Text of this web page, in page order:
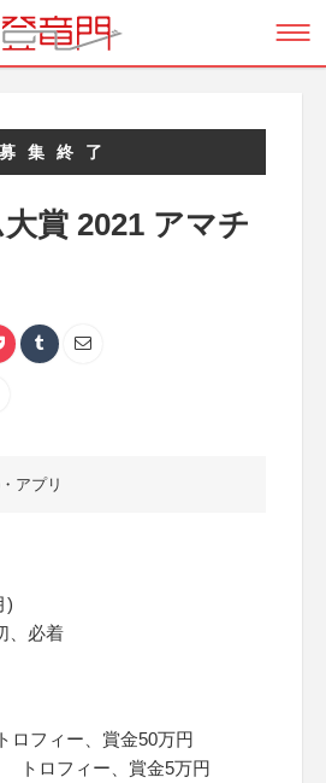
募集終了
賞 2021 アマチ
アプリ
)
、必着
フィー、賞金50万円
トロフィー、賞金5万円